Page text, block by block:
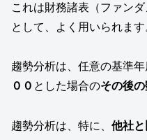
これは財務諸表（ファン
として、よく用いられます
趨勢分析は、任意の基準
００ とした場合のその後
趨勢分析は、特に、 他社と